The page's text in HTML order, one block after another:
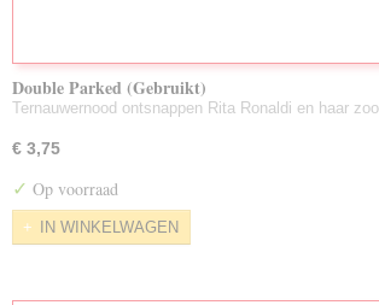
Double Parked (Gebruikt)
Ternauwernood ontsnappen Rita Ronaldi en haar
€ 3,75
✓ Op voorraad
IN WINKELWAGEN